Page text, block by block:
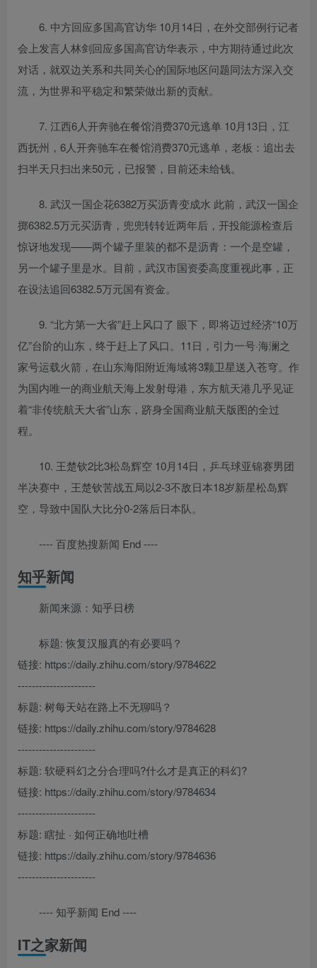
6. 中方回应多国高官访华 10月14日，在外交部例行记者
会上发言人林剑回应多国高官访华表示，中方期待通过此次
对话，就双边关系和共同关心的国际地区问题同法方深入交
流，为世界和平稳定和繁荣做出新的贡献。
7. 江西6人开奔驰在餐馆消费370元逃单 10月13日，江
西抚州，6人开奔驰车在餐馆消费370元逃单，老板：追出去
扫半天只扫出来50元，已报警，目前还未给钱。
8. 武汉一国企花6382万买沥青变成水 此前，武汉一国企
掷6382.5万元买沥青，兜兜转转近两年后，开投能源检查后
惊讶地发现——两个罐子里装的都不是沥青：一个是空罐，
另一个罐子里是水。目前，武汉市国资委高度重视此事，正
在设法追回6382.5万元国有资金。
9. “北方第一大省”赶上风口了 眼下，即将迈过经济“10万
亿”台阶的山东，终于赶上了风口。11日，引力一号·海澜之
家号运载火箭，在山东海阳附近海域将3颗卫星送入苍穹。作
为国内唯一的商业航天海上发射母港，东方航天港几乎见证
着“非传统航天大省”山东，跻身全国商业航天版图的全过
程。
10. 王楚钦2比3松岛辉空 10月14日，乒乓球亚锦赛男团
半决赛中，王楚钦苦战五局以2-3不敌日本18岁新星松岛辉
空，导致中国队大比分0-2落后日本队。
---- 百度热搜新闻 End ----
知乎新闻
新闻来源：知乎日榜
标题: 恢复汉服真的有必要吗？
链接: https://daily.zhihu.com/story/9784622
----------------------
标题: 树每天站在路上不无聊吗？
链接: https://daily.zhihu.com/story/9784628
----------------------
标题: 软硬科幻之分合理吗?什么才是真正的科幻?
链接: https://daily.zhihu.com/story/9784634
----------------------
标题: 瞎扯 · 如何正确地吐槽
链接: https://daily.zhihu.com/story/9784636
----------------------
---- 知乎新闻 End ----
IT之家新闻